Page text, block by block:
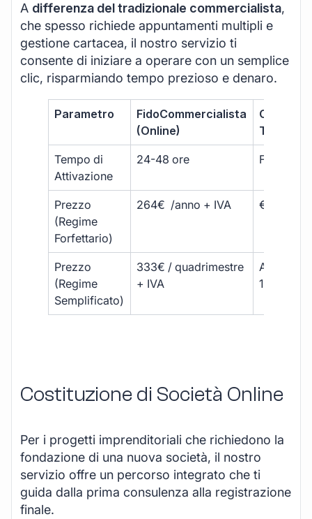
A differenza del tradizionale commercialista,
che spesso richiede appuntamenti multipli e
gestione cartacea, il nostro servizio ti
consente di iniziare a operare con un semplice
clic, risparmiando tempo prezioso e denaro.
Parametro
FidoCommercialista
(Online)
Tempo di
Attivazione
24-48 ore Fino a 30
Prezzo
(Regime
Forfettario)
264€ /anno + IVA €500 –
Prezzo
(Regime
Semplificato)
333€ / quadrimestre
+ IVA
A partire
1800 € +
Costituzione di Società Online
Per i progetti imprenditoriali che richiedono la
fondazione di una nuova società, il nostro
servizio offre un percorso integrato che ti
guida dalla prima consulenza alla registrazione
finale.